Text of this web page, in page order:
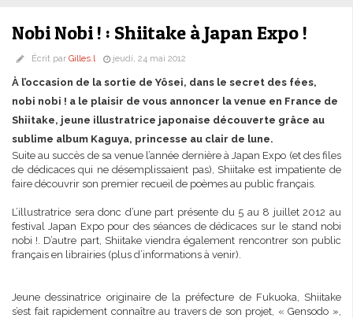
Nobi Nobi ! : Shiitake à Japan Expo !
Écrit par Gilles.l jeudi, 24 mai 2012
À l’occasion de la sortie de Yôsei, dans le secret des fées,
nobi nobi ! a le plaisir de vous annoncer la venue en France de
Shiitake, jeune illustratrice japonaise découverte grâce au
sublime album Kaguya, princesse au clair de lune.
Suite au succès de sa venue l’année dernière à Japan Expo (et des files
de dédicaces qui ne désemplissaient pas), Shiitake est impatiente de
faire découvrir son premier recueil de poèmes au public français.
L’illustratrice sera donc d’une part présente du 5 au 8 juillet 2012 au
festival Japan Expo pour des séances de dédicaces sur le stand nobi
nobi !. D’autre part, Shiitake viendra également rencontrer son public
français en librairies (plus d’informations à venir).
Jeune dessinatrice originaire de la préfecture de Fukuoka, Shiitake
s’est fait rapidement connaître au travers de son projet, « Gensodo »,